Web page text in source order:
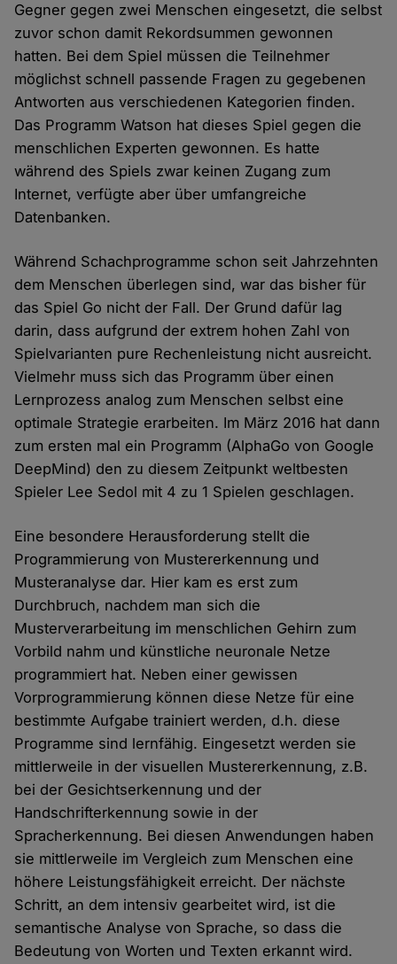
Gegner gegen zwei Menschen eingesetzt, die selbst
zuvor schon damit Rekordsummen gewonnen
hatten. Bei dem Spiel müssen die Teilnehmer
möglichst schnell passende Fragen zu gegebenen
Antworten aus verschiedenen Kategorien finden.
Das Programm Watson hat dieses Spiel gegen die
menschlichen Experten gewonnen. Es hatte
während des Spiels zwar keinen Zugang zum
Internet, verfügte aber über umfangreiche
Datenbanken.
Während Schachprogramme schon seit Jahrzehnten
dem Menschen überlegen sind, war das bisher für
das Spiel Go nicht der Fall. Der Grund dafür lag
darin, dass aufgrund der extrem hohen Zahl von
Spielvarianten pure Rechenleistung nicht ausreicht.
Vielmehr muss sich das Programm über einen
Lernprozess analog zum Menschen selbst eine
optimale Strategie erarbeiten. Im März 2016 hat dann
zum ersten mal ein Programm (AlphaGo von Google
DeepMind) den zu diesem Zeitpunkt weltbesten
Spieler Lee Sedol mit 4 zu 1 Spielen geschlagen.
Eine besondere Herausforderung stellt die
Programmierung von Mustererkennung und
Musteranalyse dar. Hier kam es erst zum
Durchbruch, nachdem man sich die
Musterverarbeitung im menschlichen Gehirn zum
Vorbild nahm und künstliche neuronale Netze
programmiert hat. Neben einer gewissen
Vorprogrammierung können diese Netze für eine
bestimmte Aufgabe trainiert werden, d.h. diese
Programme sind lernfähig. Eingesetzt werden sie
mittlerweile in der visuellen Mustererkennung, z.B.
bei der Gesichtserkennung und der
Handschrifterkennung sowie in der
Spracherkennung. Bei diesen Anwendungen haben
sie mittlerweile im Vergleich zum Menschen eine
höhere Leistungsfähigkeit erreicht. Der nächste
Schritt, an dem intensiv gearbeitet wird, ist die
semantische Analyse von Sprache, so dass die
Bedeutung von Worten und Texten erkannt wird.